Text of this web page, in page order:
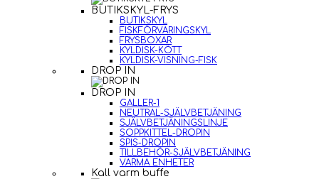
BUTIKSKYL-FRYS
BUTIKSKYL
FISKFÖRVARINGSKYL
FRYSBOXAR
KYLDISK-KÖTT
KYLDISK-VISNING-FISK
DROP IN
DROP IN
GALLER-1
NEUTRAL-SJÄLVBETJÄNING
SJÄLVBETJÄNINGSLINJE
SOPPKITTEL-DROPIN
SPIS-DROPIN
TILLBEHÖR-SJÄLVBETJÄNING
VARMA ENHETER
Kall varm buffe